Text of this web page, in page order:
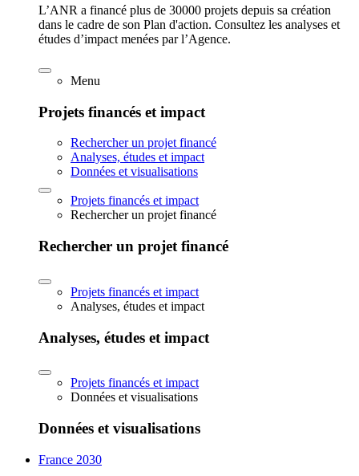
L’ANR a financé plus de 30000 projets depuis sa création
dans le cadre de son Plan d'action. Consultez les analyses et
études d’impact menées par l’Agence.
Menu
Projets financés et impact
Rechercher un projet financé
Analyses, études et impact
Données et visualisations
Projets financés et impact
Rechercher un projet financé
Rechercher un projet financé
Projets financés et impact
Analyses, études et impact
Analyses, études et impact
Projets financés et impact
Données et visualisations
Données et visualisations
France 2030